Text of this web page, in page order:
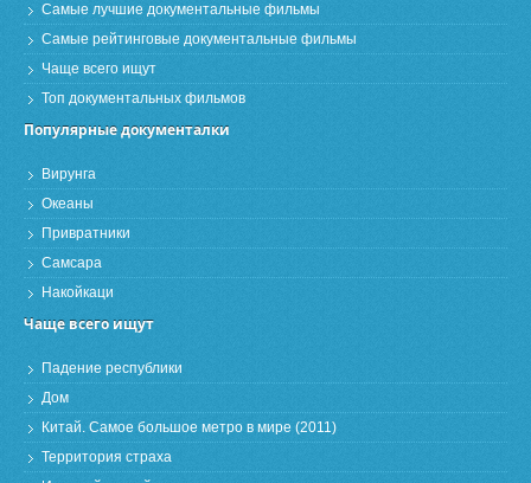
Самые лучшие документальные фильмы
Самые рейтинговые документальные фильмы
Чаще всего ищут
Топ документальных фильмов
Популярные документалки
Вирунга
Океаны
Привратники
Самсара
Накойкаци
Чаще всего ищут
Падение республики
Дом
Китай. Самое большое метро в мире (2011)
Территория страха